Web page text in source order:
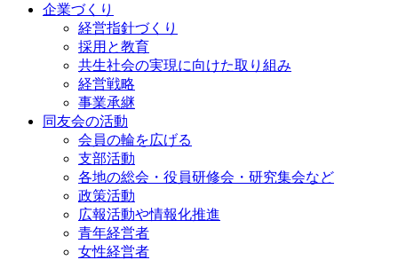
企業づくり
経営指針づくり
採用と教育
共生社会の実現に向けた取り組み
経営戦略
事業承継
同友会の活動
会員の輪を広げる
支部活動
各地の総会・役員研修会・研究集会など
政策活動
広報活動や情報化推進
青年経営者
女性経営者